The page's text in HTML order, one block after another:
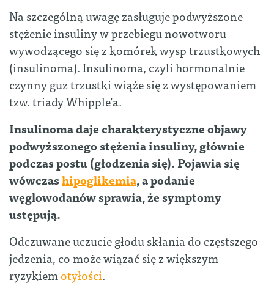
Na szczególną uwagę zasługuje podwyższone
stężenie insuliny w przebiegu nowotworu
wywodzącego się z komórek wysp trzustkowych
(insulinoma). Insulinoma, czyli hormonalnie
czynny guz trzustki wiąże się z występowaniem
tzw. triady Whipple’a.
Insulinoma daje charakterystyczne objawy
podwyższonego stężenia insuliny, głównie
podczas postu (głodzenia się). Pojawia się
wówczashipoglikemia, a podanie
węglowodanów sprawia, że symptomy
ustępują.
Odczuwane uczucie głodu skłania do częstszego
jedzenia, co może wiązać się z większym
ryzykiemotyłości.